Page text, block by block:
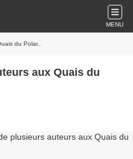
MENU
du Polar..
aux Quais du